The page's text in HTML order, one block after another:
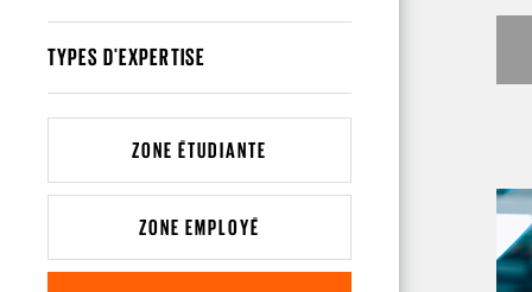
TYPES D'EXPERTISE
ZONE ÉTUDIANTE
ZONE EMPLOYÉ